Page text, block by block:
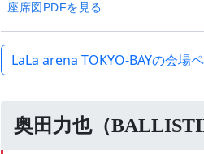
座席図PDFを見る
LaLa arena TOKYO-BAYの会場
奥田力也（